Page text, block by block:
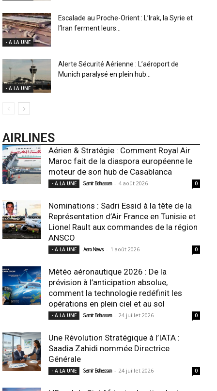
- A LA UNE
Escalade au Proche-Orient : L’Irak, la Syrie et
l’Iran ferment leurs...
- A LA UNE
Alerte Sécurité Aérienne : L’aéroport de
Munich paralysé en plein hub...
AIRLINES
Aérien & Stratégie : Comment Royal Air
Maroc fait de la diaspora européenne le
moteur de son hub de Casablanca
- A LA UNE Samir Belhassen - 4 août 2026 0
Nominations : Sadri Essid à la tête de la
Représentation d’Air France en Tunisie et
Lionel Rault aux commandes de la région
ANSCO
- A LA UNE Aero News - 1 août 2026 0
Météo aéronautique 2026 : De la
prévision à l’anticipation absolue,
comment la technologie redéfinit les
opérations en plein ciel et au sol
- A LA UNE Samir Belhassen - 24 juillet 2026 0
Une Révolution Stratégique à l’IATA :
Saadia Zahidi nommée Directrice
Générale
- A LA UNE Samir Belhassen - 24 juillet 2026 0